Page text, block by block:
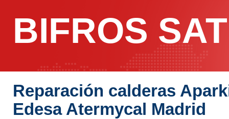
BIFROS SAT
Reparación calderas
Edesa Atermycal Madrid